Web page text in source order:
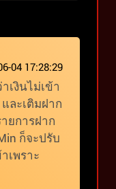
04 17:28:29
เงินไม่เข้า
ละเติมฝาก
ยการฝาก
ก็จะปรับ
เพราะ